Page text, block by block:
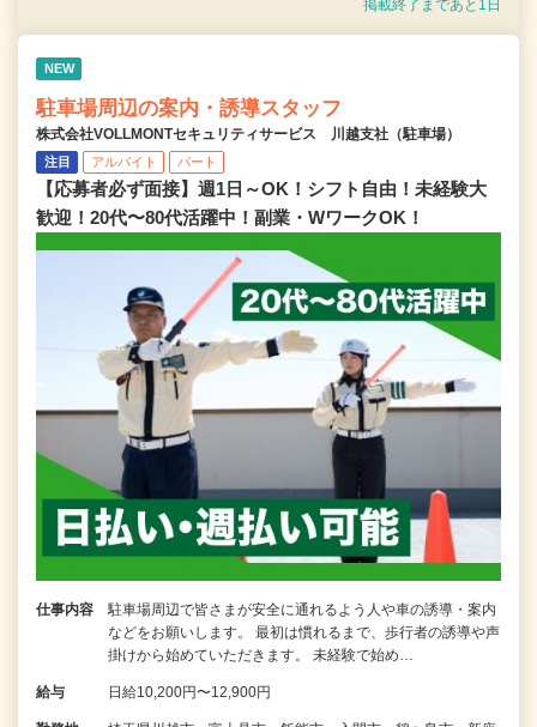
掲載終了まであと1日
NEW
駐車場周辺の案内・誘導スタッフ
株式会社VOLLMONTセキュリティサービス 川越支社（駐車場）
注目 アルバイト パート
【応募者必ず面接】週1日～OK！シフト自由！未経験大
歓迎！20代〜80代活躍中！副業・WワークOK！
仕事内容
駐車場周辺で皆さまが安全に通れるよう人や車の誘導・案内
などをお願いします。 最初は慣れるまで、歩行者の誘導や声
掛けから始めていただきます。 未経験で始め…
給与 日給10,200円〜12,900円